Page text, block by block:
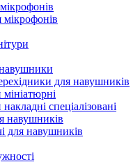
мікрофонів
для навушників
спеціалізовані
навушників
для навушників